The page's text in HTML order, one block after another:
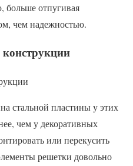
больше отпугивая
чем надежностью.
стальной пластины у этих
чем у декоративных
или перекусить
решетки довольно